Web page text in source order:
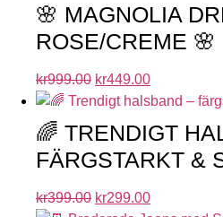
🌸 MAGNOLIA
ROSE/CREME 🌸
kr999.00 kr449.00
🌈 TRENDIGT
FÄRGSTARKT &
kr399.00 kr299.00